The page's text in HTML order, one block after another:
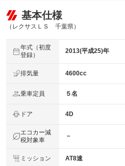
基本仕様
（レクサスＬＳ 千葉県）
年式（初度
登録）
2013(平成25)年
排気量 4600cc
乗車定員 ５名
ドア 4D
エコカー減
税対象車
－
ミッション AT8速